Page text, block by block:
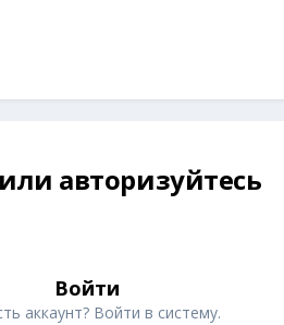
авторизуйтесь
Войти
аккаунт? Войти в систему.